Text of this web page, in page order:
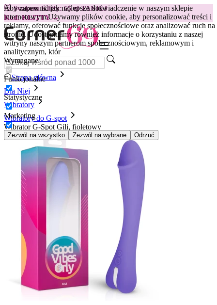
Aby zapewnić jak najlepsze doświadczenie w naszym sklepie
internetowym.Używamy plików cookie, aby personalizować treści i
reklamy, oferować funkcje społecznościowe oraz analizować ruch na
stronie. Udostępniamy również informacje o korzystaniu z naszej
witryny naszym partnerom społecznościowym, reklamowym i
analitycznym, któr
Wymagane
Funkcjonalne
Statystyczne
Marketing
Zezwól na wszystko Zezwól na wybrane Odrzuć
😽Svakom Klitty: 65 zł TANIEJ
Kod: KLITTY →
Strona główna
Dla Niej
Wibratory
Wibratory do G-spot
Wibrator G-Spot Gili, fioletowy